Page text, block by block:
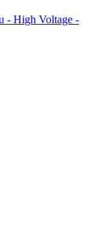
- High Voltage -